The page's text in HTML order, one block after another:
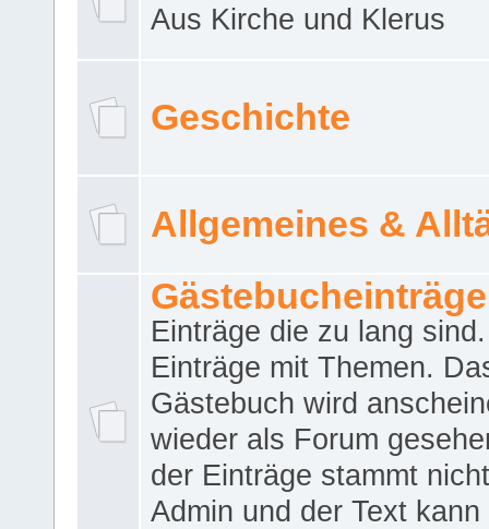
Aus Kirche und Klerus
Geschichte
Allgemeines &
Gästebucheinträge
Einträge die zu lang
Einträge mit Themen.
Gästebuch wird
wieder als Forum
der Einträge stammt
Admin und der Text kann